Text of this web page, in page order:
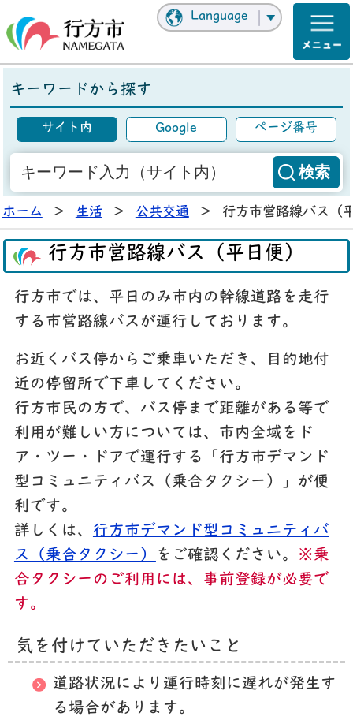
Language
キーワードから探す
サイト内 Google ページ番号
ホーム > 生活 > 公共交通 > 行方市営路線バス（
行方市営路線バス（平日便）
行方市では、平日のみ市内の幹線道路を走行
する市営路線バスが運行しております。
お近くバス停からご乗車いただき、目的地付
近の停留所で下車してください。
行方市民の方で、バス停まで距離がある等で
利用が難しい方については、市内全域をド
ア・ツー・ドアで運行する「行方市デマンド
型コミュニティバス（乗合タクシー）」が便
利です。
詳しくは、 行方市デマンド型コミュニティバ
ス（乗合タクシー）
をご確認ください。
※乗
合タクシーのご利用には、事前登録が必要で
す。
気を付けていただきたいこと
道路状況により運行時刻に遅れが発生す
る場合があります。